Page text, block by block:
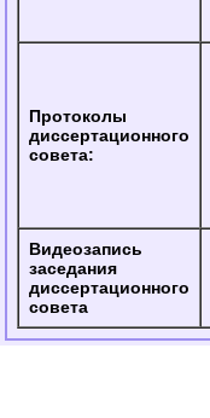
Протоколы
диссертационного
совета:
Видеозапись
заседания
диссертационного
совета